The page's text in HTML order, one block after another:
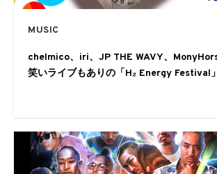
MUSIC
chelmico、iri、JP THE WAVY、
笑いライブもありの「H₂ Energy Festival